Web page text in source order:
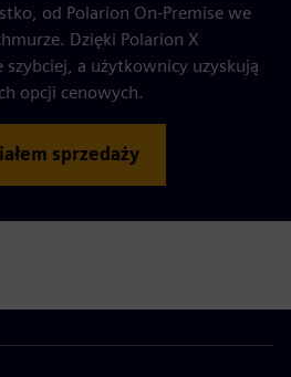
od Polarion On-Premise we
Dzięki Polarion X
szybciej, a użytkownicy uzyskują
opcji cenowych.
sprzedaży